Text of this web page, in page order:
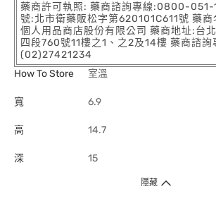
藥商許可執照: 藥商諮詢專線:0800-051-
號:北市衛藥販松字第620101C611號 藥
個人用品商店股份有限公司 藥商地址:台
四段760號11樓之1、之2及14樓 藥商諮詢
(02)27421234
How To Store
室溫
寬 6.9
高 14.7
深 15
隱藏